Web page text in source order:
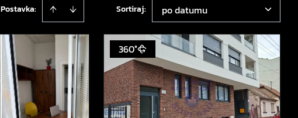
Postavka: Sortiraj: po datumu
360°